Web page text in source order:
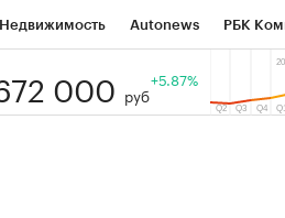
Недвижимость Autonews РБК
Тренды
000 руб
+5.87%